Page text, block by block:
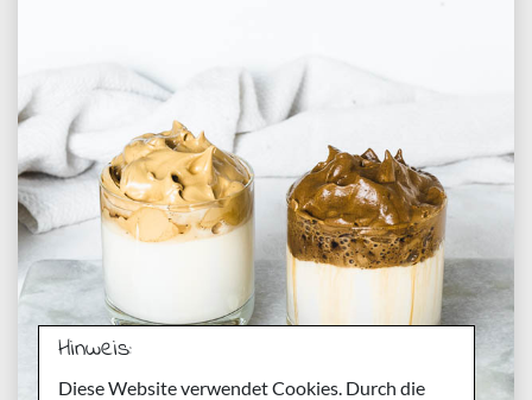
Hinweis:
Diese Website verwendet Cookies. Durch die